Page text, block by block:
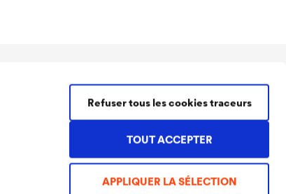
TOUT ACCEPTER
APPLIQUER LA SÉLECTION
Refuser tous les cookies traceurs
526 /10